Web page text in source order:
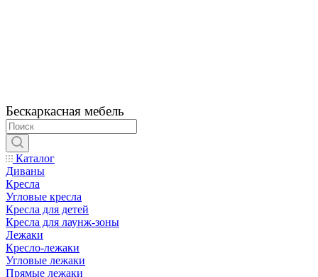
Бескаркасная мебель
Каталог
Диваны
Кресла
Угловые кресла
Кресла для детей
Кресла для лаунж-зоны
Лежаки
Кресло-лежаки
Угловые лежаки
Прямые лежаки